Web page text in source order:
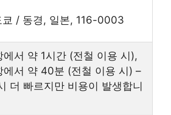
쿄 / 동경, 일본, 116-0003
에서 약 1시간 (전철 이용 시),
에서 약 40분 (전철 이용 시) –
더 빠르지만 비용이 발생합니